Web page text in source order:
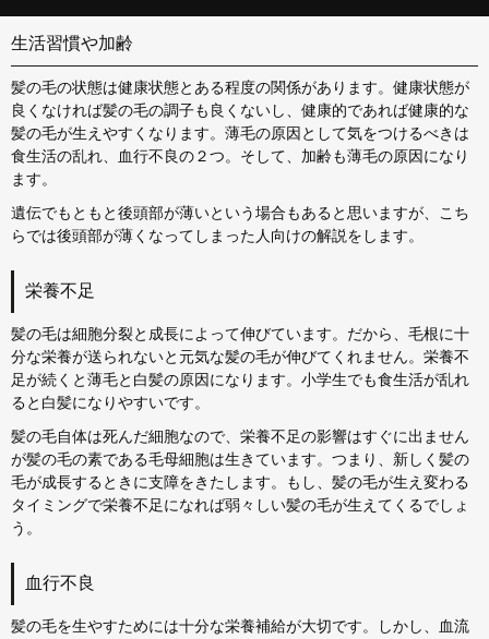
生活習慣や加齢
髪の毛の状態は健康状態とある程度の関係があります。健康状態が
良くなければ髪の毛の調子も良くないし、健康的であれば健康的な
髪の毛が生えやすくなります。薄毛の原因として気をつけるべきは
食生活の乱れ、血行不良の２つ。そして、加齢も薄毛の原因になり
ます。
遺伝でもともと後頭部が薄いという場合もあると思いますが、こち
らでは後頭部が薄くなってしまった人向けの解説をします。
栄養不足
髪の毛は細胞分裂と成長によって伸びています。だから、毛根に十
分な栄養が送られないと元気な髪の毛が伸びてくれません。栄養不
足が続くと薄毛と白髪の原因になります。小学生でも食生活が乱れ
ると白髪になりやすいです。
髪の毛自体は死んだ細胞なので、栄養不足の影響はすぐに出ません
が髪の毛の素である毛母細胞は生きています。つまり、新しく髪の
毛が成長するときに支障をきたします。もし、髪の毛が生え変わる
タイミングで栄養不足になれば弱々しい髪の毛が生えてくるでしょ
う。
血行不良
髪の毛を生やすためには十分な栄養補給が大切です。しかし、血流